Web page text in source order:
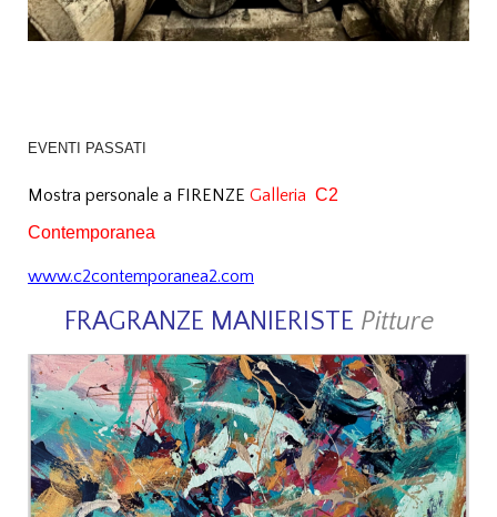
EVENTI PASSATI
Mostra personale a FIRENZE Galleria C2
Contemporanea
www.c2contemporanea2.com
FRAGRANZE MANIERISTE Pitture